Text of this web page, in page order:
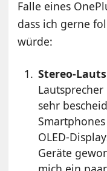
Falle eines
dass ich gerne
würde:
Stereo-
sehr
OLED-
Geräte